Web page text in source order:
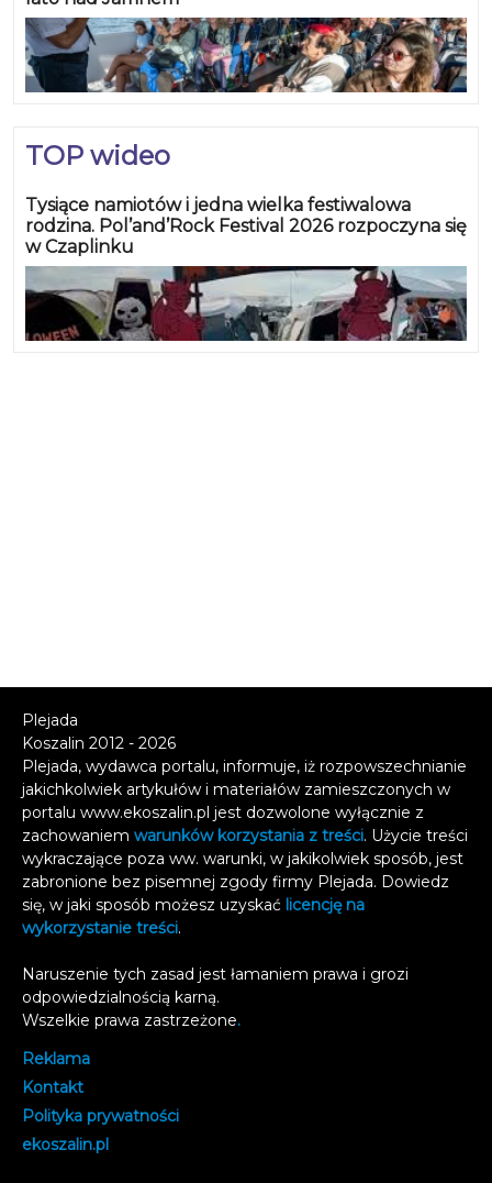
TOP wideo
Tysiące namiotów i jedna wielka festiwalowa
rodzina. Pol’and’Rock Festival 2026 rozpoczyna się
w Czaplinku
Plejada
Koszalin 2012 - 2026
Plejada, wydawca portalu, informuje, iż rozpowszechnianie
jakichkolwiek artykułów i materiałów zamieszczonych w
portalu www.ekoszalin.pl jest dozwolone wyłącznie z
zachowaniem warunków korzystania z treści. Użycie treści
wykraczające poza ww. warunki, w jakikolwiek sposób, jest
zabronione bez pisemnej zgody firmy Plejada. Dowiedz
się, w jaki sposób możesz uzyskać licencję na
wykorzystanie treści.
Naruszenie tych zasad jest łamaniem prawa i grozi
odpowiedzialnością karną.
Wszelkie prawa zastrzeżone.
Reklama
Kontakt
Polityka prywatności
ekoszalin.pl